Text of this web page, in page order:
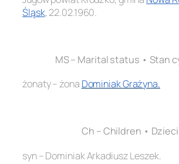
Śląsk, 22.02.1960.
MS – Marital status • Stan
żonaty – żona Dominiak Grażyna.
Ch – Children •
syn – Dominiak Arkadiusz Leszek.